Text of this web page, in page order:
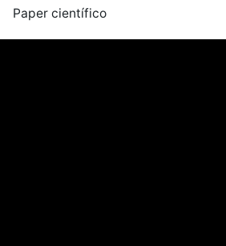
Paper científico